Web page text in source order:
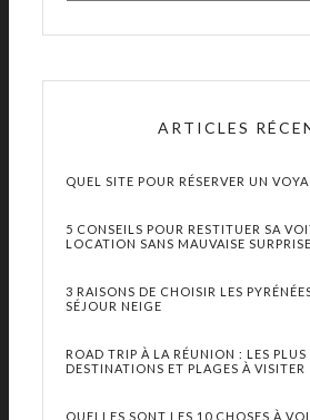
ARTICLES
QUEL SITE POUR RÉSERVER UN
5 CONSEILS POUR RESTITUER SA
LOCATION SANS MAUVAISE SURPRISE
3 RAISONS DE CHOISIR LES
SÉJOUR NEIGE
ROAD TRIP À LA RÉUNION : LES PLUS
DESTINATIONS ET PLAGES À VISITER
QUELLES SONT LES 10 CHOSES À